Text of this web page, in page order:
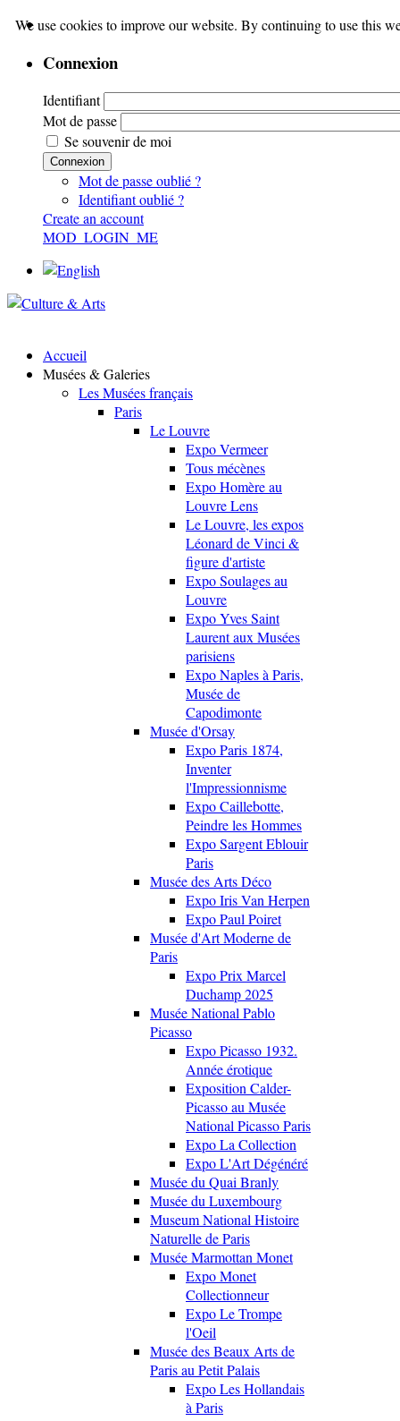
Connexion
Identifiant
Mot de passe
Se souvenir de moi
Connexion
Mot de passe oublié ?
Identifiant oublié ?
Create an account
MOD_LOGIN_ME
Accueil
Musées & Galeries
Les Musées français
Paris
Le Louvre
Expo Vermeer
Tous mécènes
Expo Homère au
Louvre Lens
Le Louvre, les expos
Léonard de Vinci &
figure d'artiste
Expo Soulages au
Louvre
Expo Yves Saint
Laurent aux Musées
parisiens
Expo Naples à Paris,
Musée de
Capodimonte
Musée d'Orsay
Expo Paris 1874,
Inventer
l'Impressionnisme
Expo Caillebotte,
Peindre les Hommes
Expo Sargent Eblouir
Paris
Musée des Arts Déco
Expo Iris Van Herpen
Expo Paul Poiret
Musée d'Art Moderne de
Paris
Expo Prix Marcel
Duchamp 2025
Musée National Pablo
Picasso
Expo Picasso 1932.
Année érotique
Exposition Calder-
Picasso au Musée
National Picasso Paris
Expo La Collection
Expo L'Art Dégénéré
Musée du Quai Branly
Musée du Luxembourg
Museum National Histoire
Naturelle de Paris
Musée Marmottan Monet
Expo Monet
Collectionneur
Expo Le Trompe
l'Oeil
Musée des Beaux Arts de
Paris au Petit Palais
Expo Les Hollandais
à Paris
We use cookies to improve our website. By continuing to use this